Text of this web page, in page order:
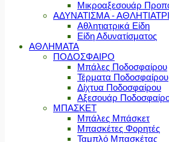
Μικροαξεσουάρ
ΑΔΥΝΑΤΙΣΜΑ -
Αθλητιατρικά Είδη
Είδη Αδυνατίσματος
ΑΘΛΗΜΑΤΑ
ΠΟΔΟΣΦΑΙΡΟ
Μπάλες Ποδοσφαίρου
Τέρματα Ποδοσφαίρου
Δίχτυα Ποδοσφαίρου
Αξεσουάρ
ΜΠΑΣΚΕΤ
Μπάλες Μπάσκετ
Μπασκέτες Φορητές
Ταμπλό Μπασκέτας